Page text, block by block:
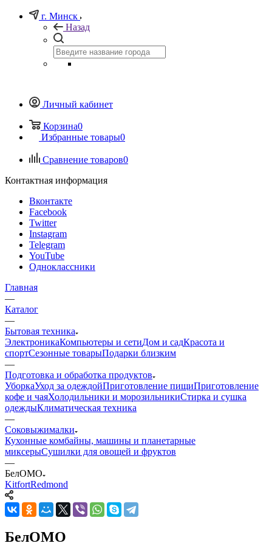
г. Минск
Назад
Личный кабинет
Корзина0
Избранные товары0
Сравнение товаров0
Контактная информация
Вконтакте
Facebook
Twitter
Instagram
Telegram
YouTube
Одноклассники
Главная
—
Каталог
—
Бытовая техника
ЭлектроникаКомпьютеры и сетиДом и садКрасота и
спортСезонные товарыПодарки близким
—
Подготовка и обработка продуктов
УборкаУход за одеждойПриготовление пищиПриготовление
кофе и чаяХолодильники и морозильникиСтирка и сушка
одеждыКлиматическая техника
—
Соковыжималки
Кухонные комбайны, машины и планетарные
миксерыСушилки для овощей и фруктов
—
БелОМО
KitfortRedmond
БелОМО